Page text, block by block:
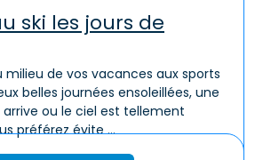
ski les jours de
milieu de vos vacances aux sports
belles journées ensoleillées, une
ou le ciel est tellement
préférez évite ...